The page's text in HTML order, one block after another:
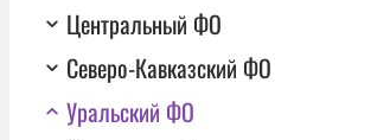
Центральный ФО
Северо-Кавказский ФО
Уральский ФО